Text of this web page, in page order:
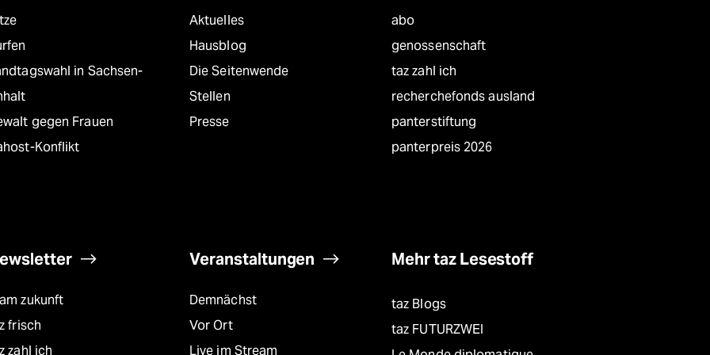
in Sachsen-
gegen Frauen
Konflikt
Aktuelles
Hausblog
Die Seitenwende
Stellen
Presse
abo
genossenschaft
taz zahl ich
recherchefonds ausland
panterstiftung
panterpreis 2026
zukunft
frisch
zahl ich
Veranstaltungen
Demnächst
Vor Ort
Live im Stream
Mehr taz Lesestoff
taz Blogs
taz FUTURZWEI